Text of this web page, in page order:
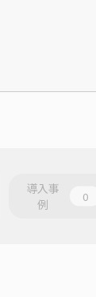
導入事
例
0